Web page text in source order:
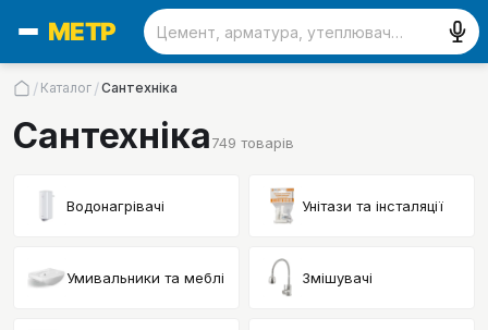
/ Каталог /Сантехніка
Сантехніка749 товарів
Водонагрівачі Унітази та інсталяції
Умивальники та меблі Змішувачі